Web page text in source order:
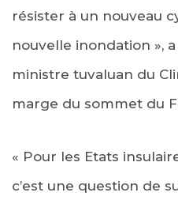
résister à un nouveau
nouvelle inondation »,
ministre tuvaluan du
marge du sommet du
« Pour les Etats
c’est une question de